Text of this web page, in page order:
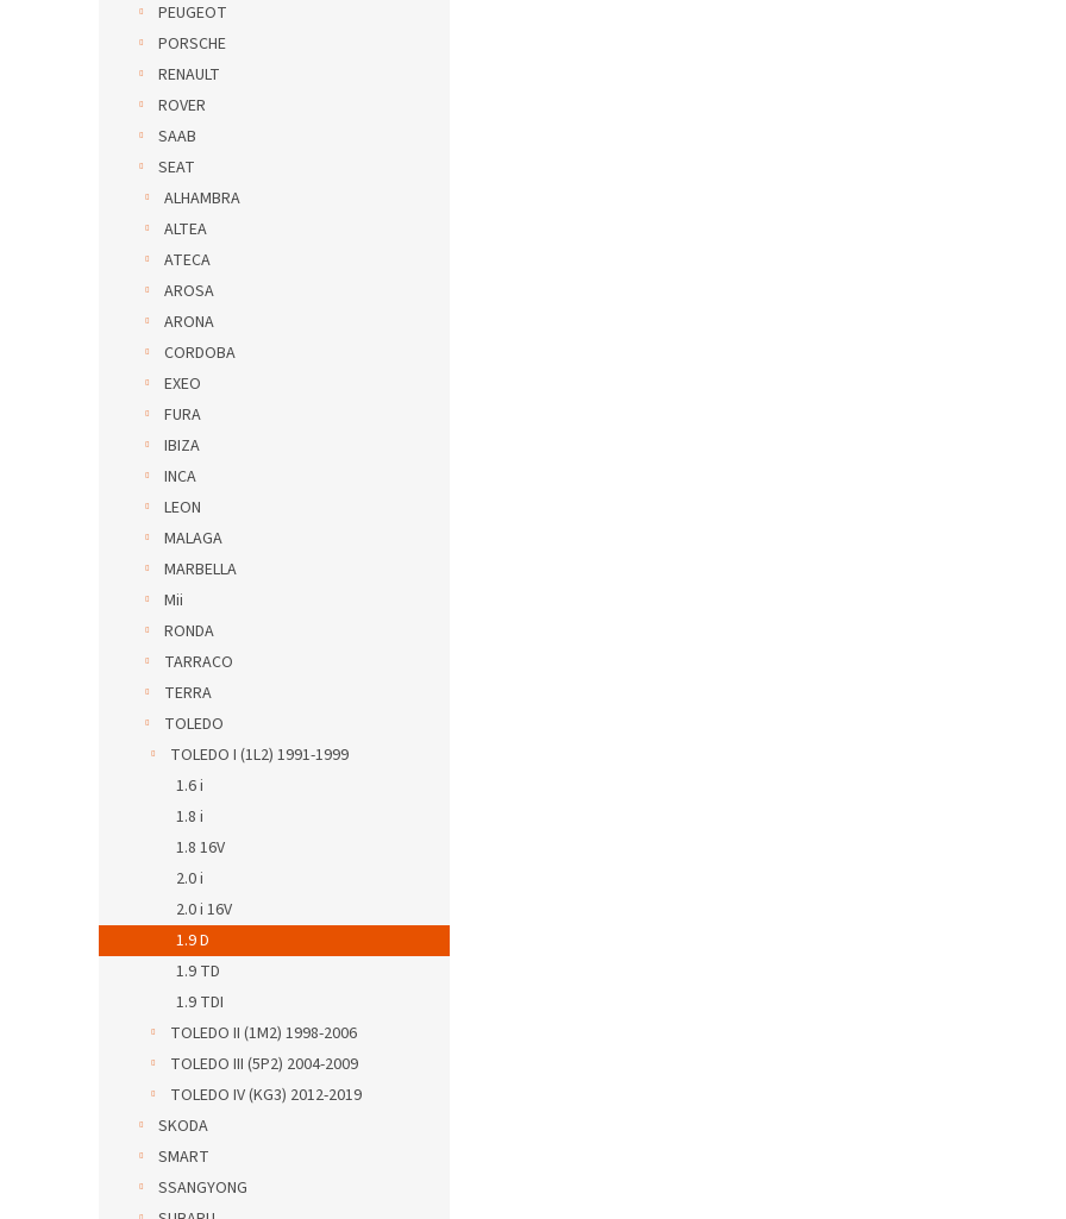
PEUGEOT
PORSCHE
RENAULT
ROVER
SAAB
SEAT
ALHAMBRA
ALTEA
ATECA
AROSA
ARONA
CORDOBA
EXEO
FURA
IBIZA
INCA
LEON
MALAGA
MARBELLA
Mii
RONDA
TARRACO
TERRA
TOLEDO
TOLEDO I (1L2) 1991-1999
1.6 i
1.8 i
1.8 16V
2.0 i
2.0 i 16V
1.9 D
1.9 TD
1.9 TDI
TOLEDO II (1M2) 1998-2006
TOLEDO III (5P2) 2004-2009
TOLEDO IV (KG3) 2012-2019
SKODA
SMART
SSANGYONG